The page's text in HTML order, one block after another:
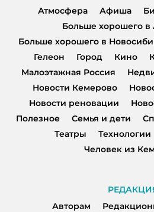
Атмосфера
Афиша
Больше хорошего в
Больше хорошего в
Гелеон
Город Кино
Малоэтажная Россия
Новости Кемерово
Новости реновации
Полезное
Семья и дети
Театры
Технологии
Человек из
Авторам